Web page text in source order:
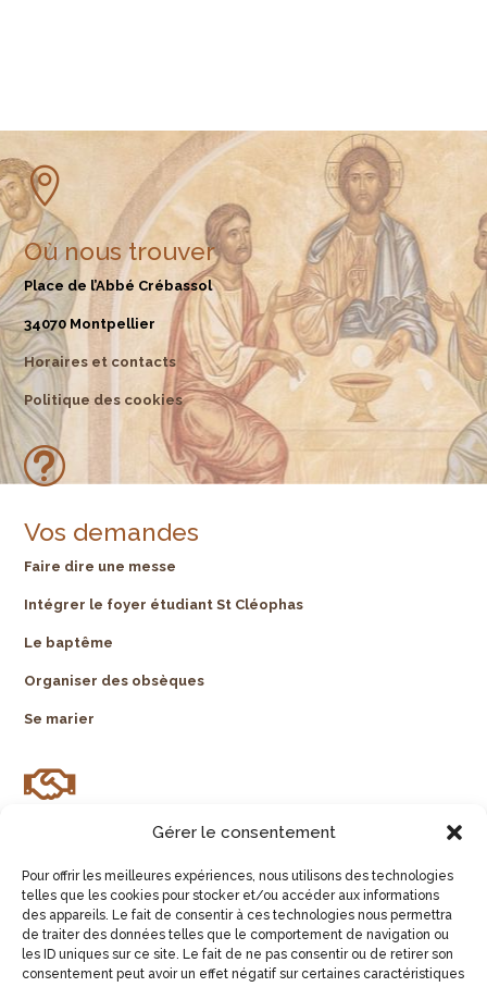
Gérer le consentement
Pour offrir les meilleures expériences, nous utilisons des technologies
telles que les cookies pour stocker et/ou accéder aux informations
des appareils. Le fait de consentir à ces technologies nous permettra
de traiter des données telles que le comportement de navigation ou
les ID uniques sur ce site. Le fait de ne pas consentir ou de retirer son
consentement peut avoir un effet négatif sur certaines caractéristiques

Où nous trouver
Place de l’Abbé Crébassol
34070 Montpellier
Horaires et contacts
Politique des cookies
t
Vos demandes
Faire dire une messe
Intégrer le foyer étudiant St Cléophas
Le baptême
Organiser des obsèques
Se marier

Diocèse de Montpellier
Radio chrétienne RCF
Frères de St Jean